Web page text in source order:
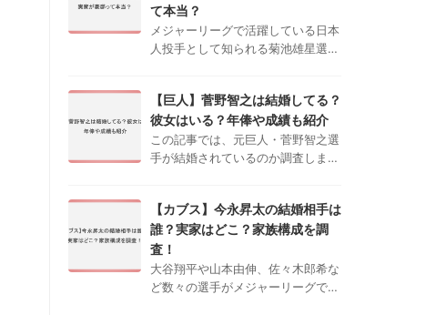
て本当？
メジャーリーグで活躍している日本
人投手として知られる菊池雄星選手
いう声が上がっており、プライベー
トにも注目が集まっています。 本
記事では …
【巨人】菅野智之は結婚してる？
彼女はいる？年俸や成績も紹介
この記事では、元巨人・菅野智之選
手が結婚されているのか調査しまし
野球。今シーズンも自身の好きなチ
ームを応援するために現地の球場に
見に行く …
【カブス】今永昇太の結婚相手は
誰？実家はどこ？家族構成を調
査！
大谷翔平や山本由伸、佐々木郎希な
ど数々の選手がメジャーリーグで活